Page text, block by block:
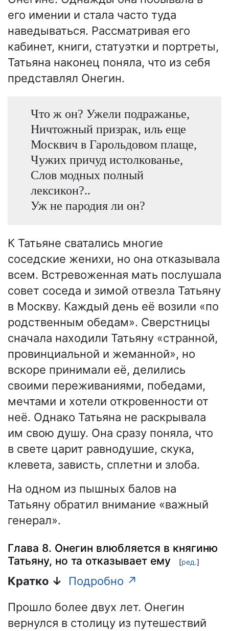
его имении и стала часто туда
наведываться. Рассматривая его
кабинет, книги, статуэтки и портреты,
Татьяна наконец поняла, что из себя
представлял Онегин.
Что ж он? Ужели подражанье,
Ничтожный призрак, иль еще
Москвич в Гарольдовом плаще,
Чужих причуд истолкованье,
Слов модных полный
лексикон?..
Уж не пародия ли он?
К Татьяне сватались многие
соседские женихи, но она отказывала
всем. Встревоженная мать послушала
совет соседа и зимой отвезла Татьяну
в Москву. Каждый день её возили «по
родственным обедам». Сверстницы
сначала находили Татьяну «странной,
провинциальной и жеманной», но
вскоре принимали её, делились
своими переживаниями, победами,
мечтами и хотели откровенности от
неё. Однако Татьяна не раскрывала
им свою душу. Она сразу поняла, что
в свете царит равнодушие, скука,
клевета, зависть, сплетни и злоба.
На одном из пышных балов на
Татьяну обратил внимание «важный
генерал».
Глава 8. Онегин влюбляется в княгиню
Татьяну, но та отказывает ему
[ред.]
Кратко ↓
Подробно ↗
Прошло более двух лет. Онегин
вернулся в столицу из путешествий